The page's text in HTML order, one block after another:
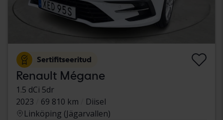
Sertifitseeritud
Renault Mégane
1.5 dCi 5dr
2023
69 810 km
Diisel
Linköping (Jägarvallen)